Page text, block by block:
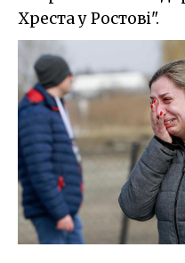
Хреста у Ростові".